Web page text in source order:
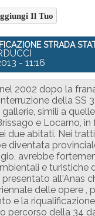
Il Tuo
STRADA
- 11:16
2002 dopo la
della SS
simili a
e Locarno, in
due abitati. Nei
diventata
avrebbe
e turistiche
all'Anas
delle opere ,
e la
percorso della 34